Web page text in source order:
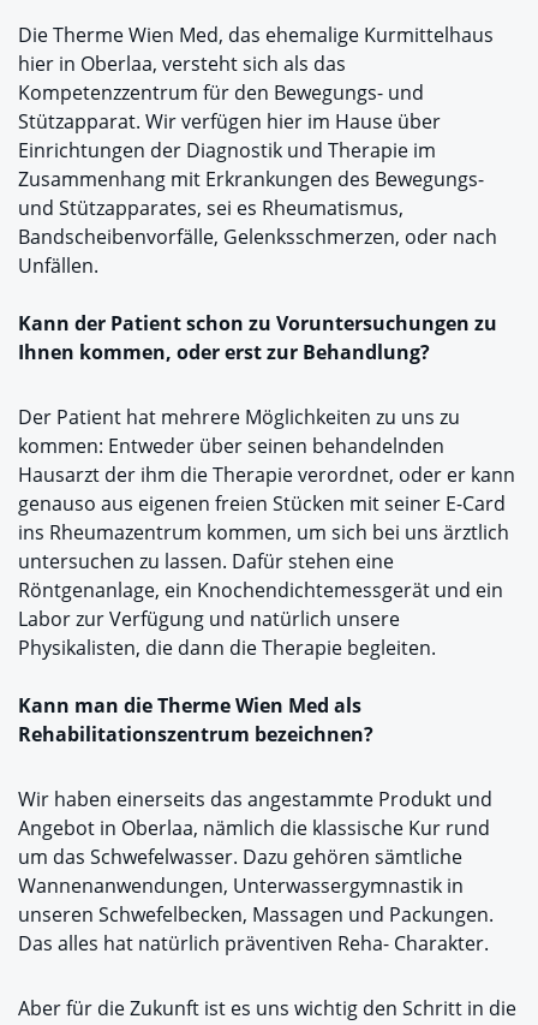
Die Therme Wien Med, das ehemalige Kurmittelhaus
hier in Oberlaa, versteht sich als das
Kompetenzzentrum für den Bewegungs- und
Stützapparat. Wir verfügen hier im Hause über
Einrichtungen der Diagnostik und Therapie im
Zusammenhang mit Erkrankungen des Bewegungs-
und Stützapparates, sei es Rheumatismus,
Bandscheibenvorfälle, Gelenksschmerzen, oder nach
Unfällen.
Kann der Patient schon zu Voruntersuchungen zu
Ihnen kommen, oder erst zur Behandlung?
Der Patient hat mehrere Möglichkeiten zu uns zu
kommen: Entweder über seinen behandelnden
Hausarzt der ihm die Therapie verordnet, oder er kann
genauso aus eigenen freien Stücken mit seiner E-Card
ins Rheumazentrum kommen, um sich bei uns ärztlich
untersuchen zu lassen. Dafür stehen eine
Röntgenanlage, ein Knochendichtemessgerät und ein
Labor zur Verfügung und natürlich unsere
Physikalisten, die dann die Therapie begleiten.
Kann man die Therme Wien Med als
Rehabilitationszentrum bezeichnen?
Wir haben einerseits das angestammte Produkt und
Angebot in Oberlaa, nämlich die klassische Kur rund
um das Schwefelwasser. Dazu gehören sämtliche
Wannenanwendungen, Unterwassergymnastik in
unseren Schwefelbecken, Massagen und Packungen.
Das alles hat natürlich präventiven Reha- Charakter.
Aber für die Zukunft ist es uns wichtig den Schritt in die